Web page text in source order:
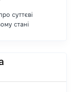
суттєві
стані